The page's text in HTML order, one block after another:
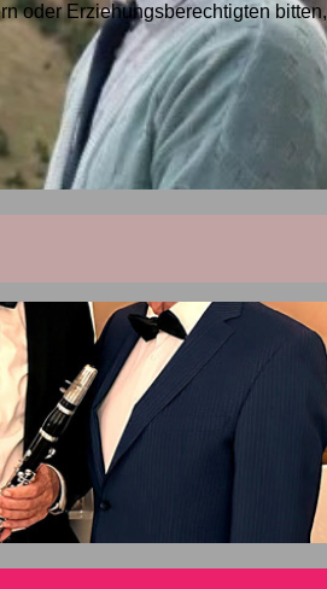
oder Erziehungsberechtigten